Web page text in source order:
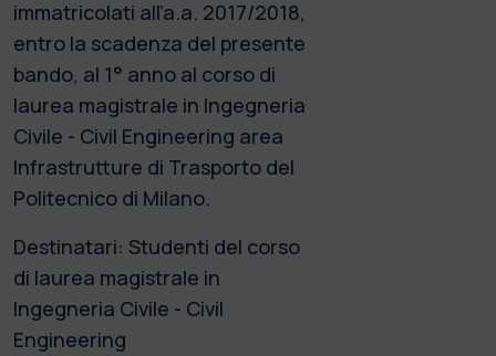
immatricolati all’a.a. 2017/2018,
entro la scadenza del presente
bando, al 1° anno al corso di
laurea magistrale in Ingegneria
Civile - Civil Engineering area
Infrastrutture di Trasporto del
Politecnico di Milano.
Destinatari: Studenti del corso
di laurea magistrale in
Ingegneria Civile - Civil
Engineering